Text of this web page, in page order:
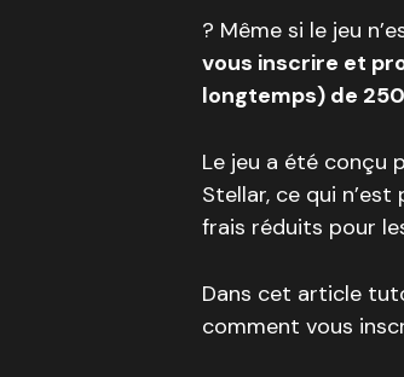
? Même si le jeu
vous inscrire et
longtemps) de 250
Le jeu a été conçu
Stellar, ce qui
frais réduits pour
Dans cet article
comment vous